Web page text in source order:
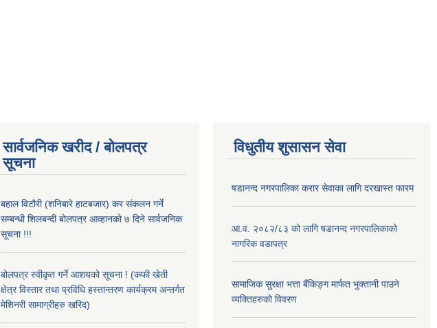
सार्वजनिक खरीद / बोलपत्र
सूचना
बहाल विटौरी (शनिबारे हाटबजार) कर संकलन गर्ने
सम्बन्धी शिलबन्दी बोलपत्र आव्हानको ७ दिने सार्वजनिक
सूचना !!!
बोलपत्र स्वीकृत गर्ने आशयको सूचना ! (कफी खेती
क्षेत्र विस्तार तथा प्रविधि हस्तान्तरण कार्यक्रम अन्तर्गत
मेशिनरी सामाग्रीहरु खरिद)
विधुतीय शुसासन सेवा
षडानन्द नगरपालिका करार सेवाका लागि दरखास्त फारम
आ.व. २०८२/८३ को लागि षडानन्द नगरपालिकाको
नागरिक वडापत्र
सामाजिक सुरक्षा भत्ता बैंकिङ्ग मार्फत भुक्तानी पाउने
व्यक्तिहरुको विवरण